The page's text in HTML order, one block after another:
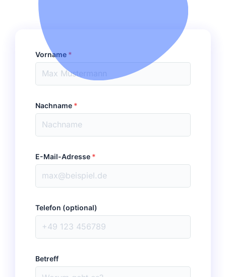
Vorname *
Nachname *
E-Mail-Adresse *
Telefon (optional)
Betreff